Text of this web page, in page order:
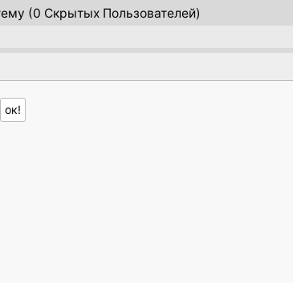
(0 Скрытых Пользователей)